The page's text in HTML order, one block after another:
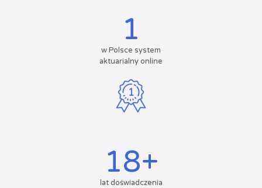
1
w Polsce system
aktuarialny online
18+
lat doświadczenia